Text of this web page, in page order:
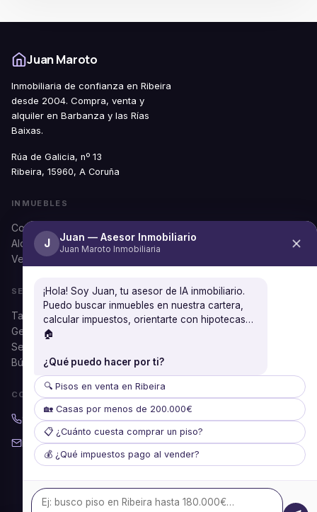
Juan Maroto
Inmobiliaria de confianza en Ribeira
desde 2004. Compra, venta y
alquiler en Barbanza y las Rías
Baixas.
Rúa de Galicia, nº 13
Ribeira, 15960, A Coruña
INMUEBLES
Comprar
Alquilar
Ver todos
SERVICIOS
Tasación gratuita
Gestión documental
Seguros
Búsqueda personalizada
CONTACTO
981 87 37 53
info@juanmaroto.com
Lun–Vie: 09:30–14:00 / 16:30–20:30
J Juan — Asesor Inmobiliario
Juan Maroto Inmobiliaria
¡Hola! Soy Juan, tu asesor de IA inmobiliario.
Puedo buscar inmuebles en nuestra cartera,
calcular impuestos, orientarte con hipotecas…
🏠
¿Qué puedo hacer por ti?
🔍 Pisos en venta en Ribeira
🏡 Casas por menos de 200.000€
📋 ¿Cuánto cuesta comprar un piso?
💰 ¿Qué impuestos pago al vender?